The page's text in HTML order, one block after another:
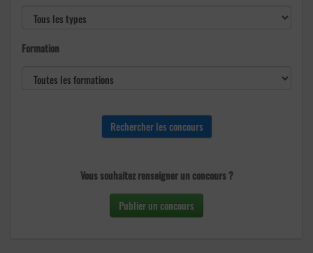
Formation
Vous souhaitez renseigner un concours ?
Publier un concours